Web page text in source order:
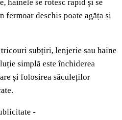
hainele se rotesc rapid și se
fermoar deschis poate agăța și
tricouri subțiri, lenjerie sau haine
simplă este închiderea
și folosirea săculeților
-